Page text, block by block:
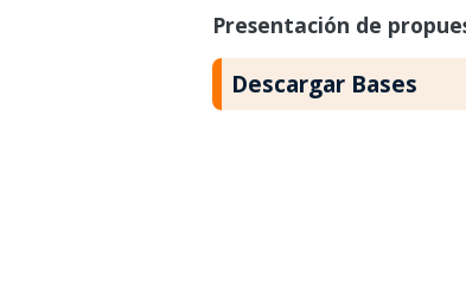
Presentación de
Descargar Bases